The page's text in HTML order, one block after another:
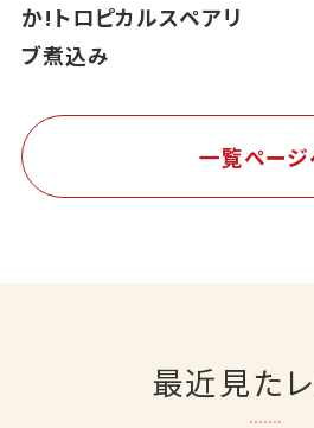
か!トロピカルスペアリ
ブ煮込み
一覧ページ
最近見た